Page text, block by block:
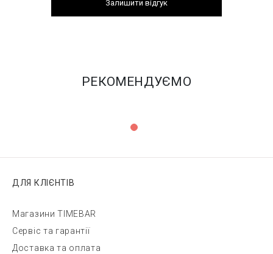
Залишити відгук
РЕКОМЕНДУЄМО
ДЛЯ КЛІЄНТІВ
Магазини TIMEBAR
Сервіс та гарантії
Доставка та оплата